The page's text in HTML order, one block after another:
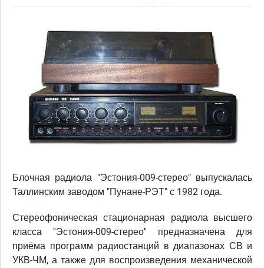
Блочная радиола "Эстония-009-стерео" выпускалась
Таллинским заводом "Пунане-РЭТ" с 1982 года.
Стереофоническая стационарная радиола высшего
класса ''Эстония-009-стерео'' предназначена для
приёма программ радиостанций в диапазонах СВ и
УКВ-ЧМ, а также для воспроизведения механической